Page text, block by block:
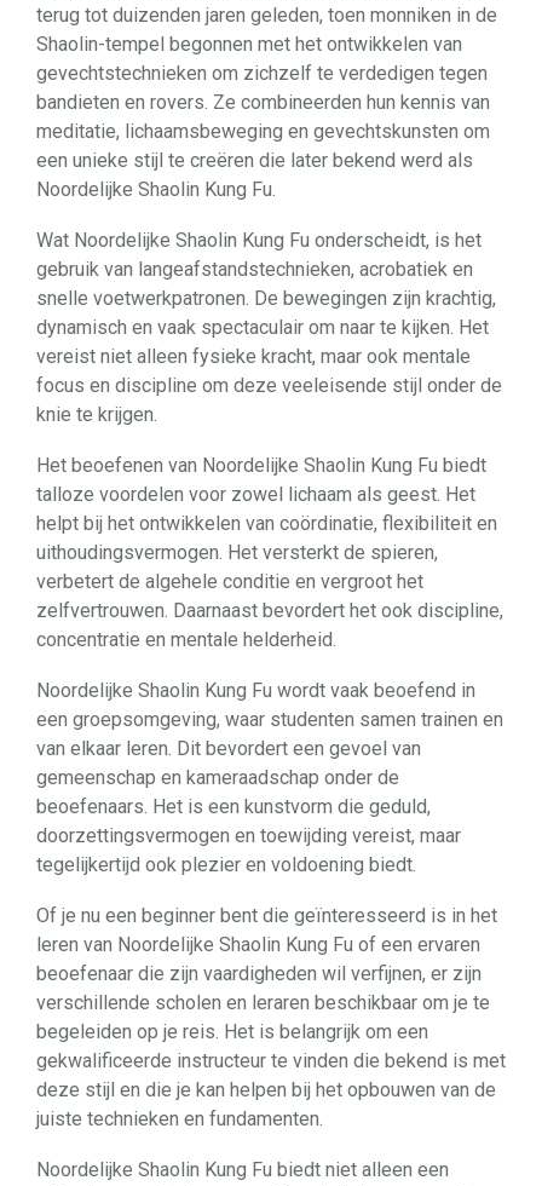
terug tot duizenden jaren geleden, toen monniken in de
Shaolin-tempel begonnen met het ontwikkelen van
gevechtstechnieken om zichzelf te verdedigen tegen
bandieten en rovers. Ze combineerden hun kennis van
meditatie, lichaamsbeweging en gevechtskunsten om
een unieke stijl te creëren die later bekend werd als
Noordelijke Shaolin Kung Fu.
Wat Noordelijke Shaolin Kung Fu onderscheidt, is het
gebruik van langeafstandstechnieken, acrobatiek en
snelle voetwerkpatronen. De bewegingen zijn krachtig,
dynamisch en vaak spectaculair om naar te kijken. Het
vereist niet alleen fysieke kracht, maar ook mentale
focus en discipline om deze veeleisende stijl onder de
knie te krijgen.
Het beoefenen van Noordelijke Shaolin Kung Fu biedt
talloze voordelen voor zowel lichaam als geest. Het
helpt bij het ontwikkelen van coördinatie, flexibiliteit en
uithoudingsvermogen. Het versterkt de spieren,
verbetert de algehele conditie en vergroot het
zelfvertrouwen. Daarnaast bevordert het ook discipline,
concentratie en mentale helderheid.
Noordelijke Shaolin Kung Fu wordt vaak beoefend in
een groepsomgeving, waar studenten samen trainen en
van elkaar leren. Dit bevordert een gevoel van
gemeenschap en kameraadschap onder de
beoefenaars. Het is een kunstvorm die geduld,
doorzettingsvermogen en toewijding vereist, maar
tegelijkertijd ook plezier en voldoening biedt.
Of je nu een beginner bent die geïnteresseerd is in het
leren van Noordelijke Shaolin Kung Fu of een ervaren
beoefenaar die zijn vaardigheden wil verfijnen, er zijn
verschillende scholen en leraren beschikbaar om je te
begeleiden op je reis. Het is belangrijk om een
gekwalificeerde instructeur te vinden die bekend is met
deze stijl en die je kan helpen bij het opbouwen van de
juiste technieken en fundamenten.
Noordelijke Shaolin Kung Fu biedt niet alleen een